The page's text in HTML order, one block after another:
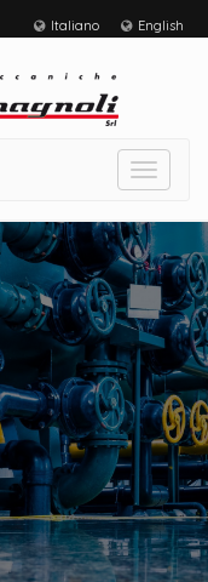
Italiano English
Toggle